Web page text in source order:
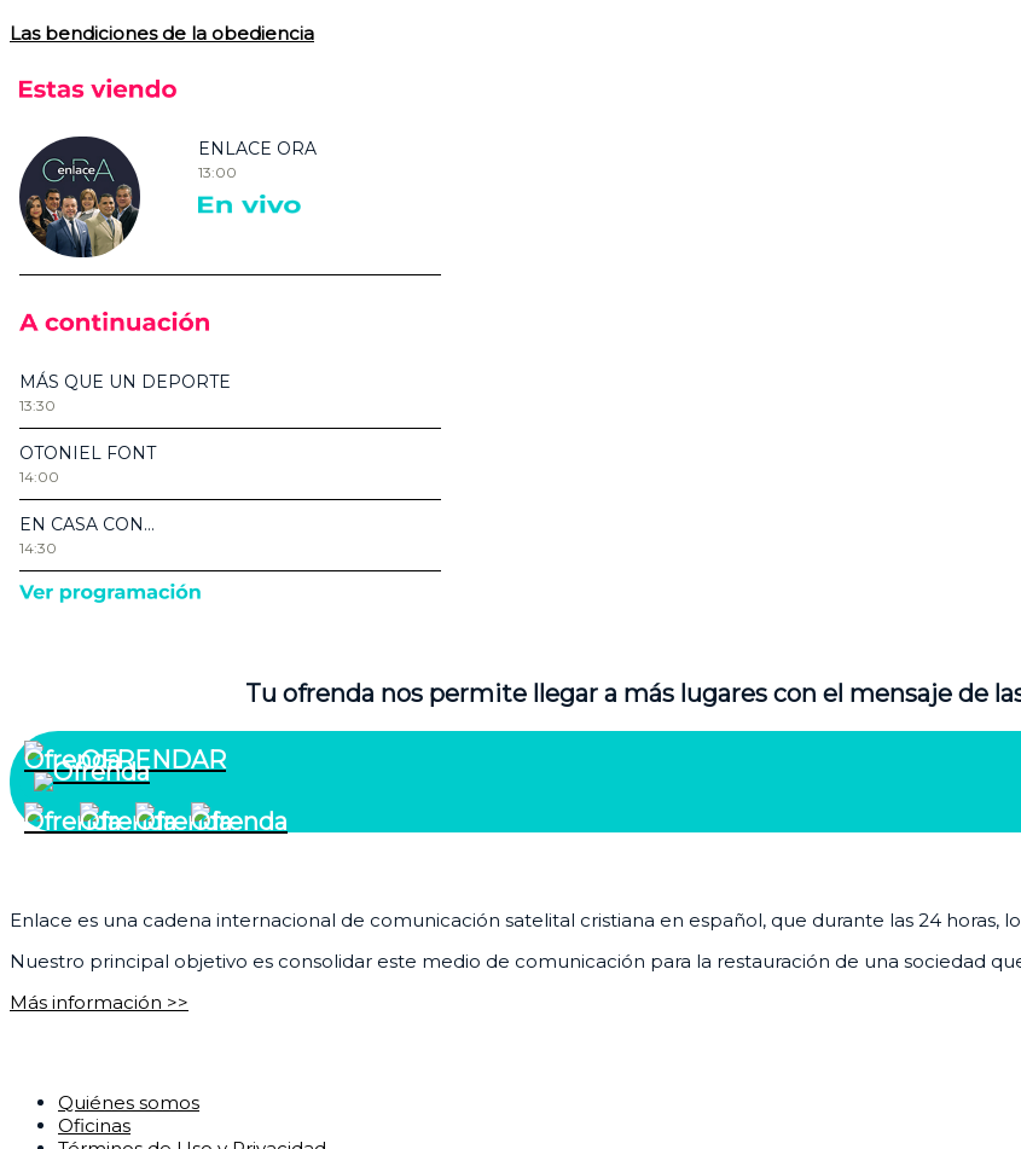
Las bendiciones de la obediencia
Tu ofrenda nos permite llegar a más lugares con el mensaje de
OFRENDAR
Enlace es una cadena internacional de comunicación satelital cristiana en español, que durante las 24 horas,
Nuestro principal objetivo es consolidar este medio de comunicación para la restauración de una sociedad
Más información >>
Quiénes somos
Oficinas